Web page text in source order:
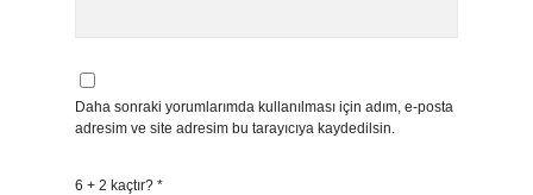
Daha sonraki yorumlarımda kullanılması için adım, e-posta
adresim ve site adresim bu tarayıcıya kaydedilsin.
6 + 2 kaçtır? *